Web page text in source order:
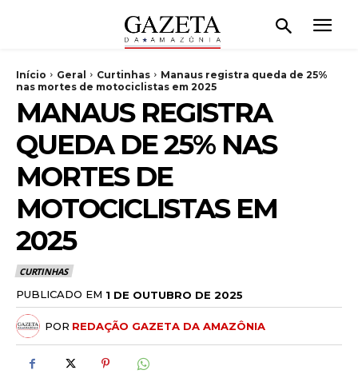
Início Geral Curtinhas
Manaus registra queda de 25%
nas mortes de motociclistas em 2025
MANAUS REGISTRA
QUEDA DE 25% NAS
MORTES DE
MOTOCICLISTAS EM
2025
CURTINHAS
PUBLICADO EM 1 DE OUTUBRO DE 2025
POR REDAÇÃO GAZETA DA AMAZÔNIA